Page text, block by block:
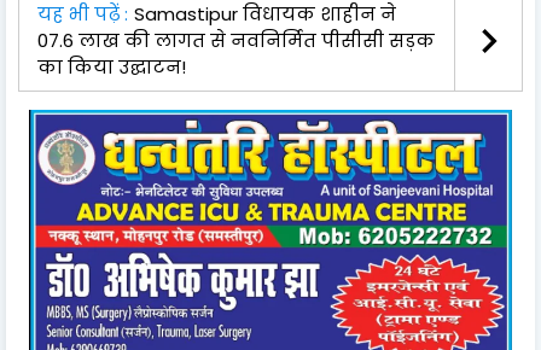
यह भी पढ़ें : Samastipur विधायक शाहीन ने
07.6 लाख की लागत से नवनिर्मित पीसीसी सड़क
का किया उद्घाटन!